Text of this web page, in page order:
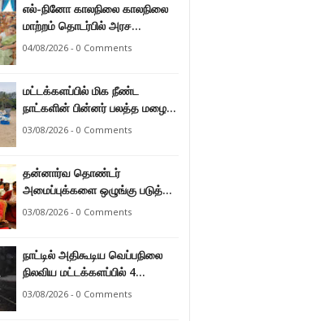
எல்-நினோ காலநிலை காலநிலை
மாற்றம் தொடர்பில் அரச
உத்தியோகஸ்த்தர்களுக்கு
04/08/2026 - 0 Comments
மட்டக்களப்பில் மிக நீண்ட
நாட்களின் பின்னர் பலத்த மழை
47.8 மில்லி மீற்றர் மழை வீழ்ச்சி
03/08/2026 - 0 Comments
தன்னார்வ தொண்டர்
அமைப்புக்களை ஒழுங்கு படுத்த
வேண்டும் என்ற அடிப்படையில்
03/08/2026 - 0 Comments
நாட்டில் அதிகூடிய வெப்பநிலை
நிலவிய மட்டக்களப்பில் 4
மாதங்களுக்குப் பின்னர் பலத்த
03/08/2026 - 0 Comments